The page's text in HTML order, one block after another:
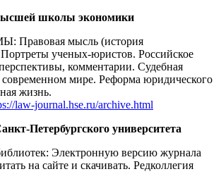
школы экономики
мысль (история
ученых-юристов. Российское
комментарии. Судебная
мире. Реформа юридического
жизнь.
law-journal.hse.ru/archive.html
Петербургского университета
Электронную версию журнала
на сайте и скачивать. Редколлегия